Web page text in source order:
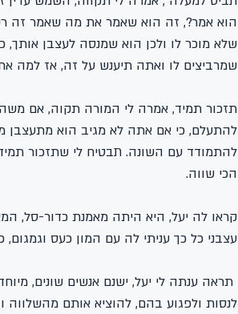
הוא אמר?, זה הוא שאמר את מה שאמר זה
שלא מוכר לו ולכן הוא שמנסה לעצבן אותך,
שמרביצים לו ואתה תיענש על זה, אז למה
תזכור תמיד, אמרה לי המורה תקוה, אם
להתעלם, כי אם אתה לא מגיב הוא מתעצבן
להתמודד עם השונה. תבטיח לי שתזכור
הכי שווה.
קראו לה יעל, היא היתה מאמנת כדור-סל,
עצבני כל כך עניתי לה עם המון כעס וגמגום,
תראה ענתה לי יעל, ישנם אנשים שונים,
לנסות ולפגוע בהם, להוציא אותם